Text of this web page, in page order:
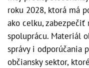
roku 2028, ktorá má
ako celku,
spoluprácu. Materiál
správy i odporúčania
občiansky sektor,